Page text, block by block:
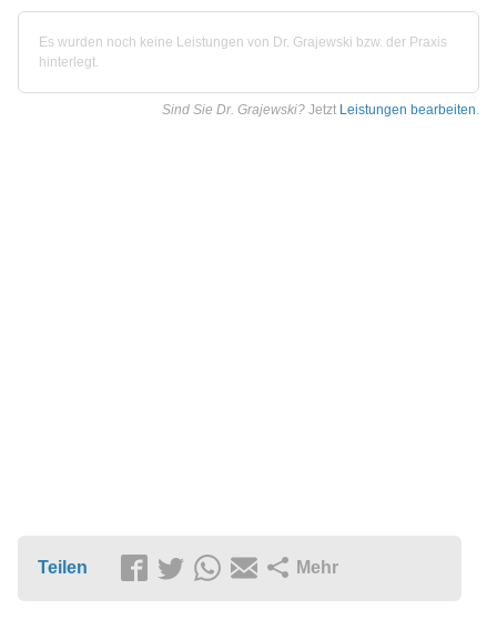
Es wurden noch keine Leistungen von Dr. Grajewski bzw. der Praxis
hinterlegt.
Sind Sie Dr. Grajewski? Jetzt Leistungen bearbeiten.
Teilen Mehr